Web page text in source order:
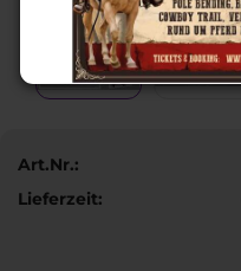
Art.Nr.:
Lieferzeit: